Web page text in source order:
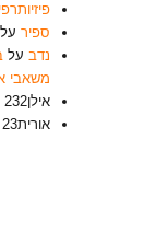
ספיר
נדב על
משאבי
אילן232
אורית23